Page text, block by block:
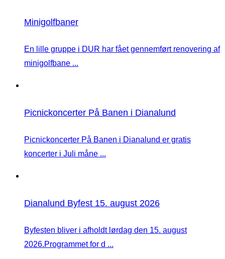
Minigolfbaner
En lille gruppe i DUR har fået gennemført renovering af
minigolfbane ...
Picnickoncerter På Banen i Dianalund
Picnickoncerter På Banen i Dianalund er gratis
koncerter i Juli måne ...
Dianalund Byfest 15. august 2026
Byfesten bliver i afholdt lørdag den 15. august
2026.Programmet for d ...